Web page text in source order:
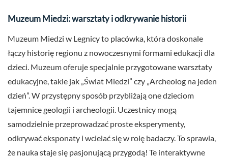
Muzeum Miedzi: warsztaty i odkrywanie historii
Muzeum Miedzi w Legnicy to placówka, która doskonale
łączy historię regionu z nowoczesnymi formami edukacji dla
dzieci. Muzeum oferuje specjalnie przygotowane warsztaty
edukacyjne, takie jak „Świat Miedzi” czy „Archeolog na jeden
dzień”. W przystępny sposób przybliżają one dzieciom
tajemnice geologii i archeologii. Uczestnicy mogą
samodzielnie przeprowadzać proste eksperymenty,
odkrywać eksponaty i wcielać się w rolę badaczy. To sprawia,
że nauka staje się pasjonującą przygodą! Te interaktywne